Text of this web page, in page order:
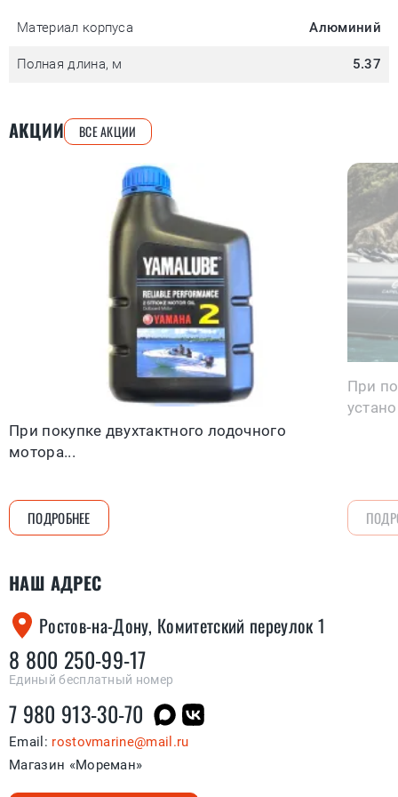
Материал корпуса Алюминий
Полная длина, м 5.37
АКЦИИ ВСЕ АКЦИИ
При покупке двухтактного лодочного
мотора...
ПОДРОБНЕЕ
При
НАШ АДРЕС
Ростов-на-Дону, Комитетский переулок 1
8 800 250-99-17
Единый бесплатный номер
7 980 913-30-70
Email: rostovmarine@mail.ru
Магазин «Мореман»